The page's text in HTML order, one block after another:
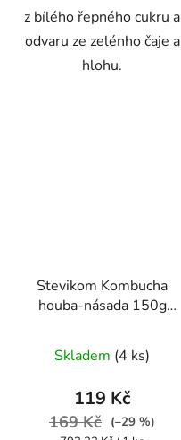
z bílého řepného cukru a
odvaru ze zelénho čaje a
hlohu.
Stevikom Kombucha
houba-násada 150g
Stevikom 150 g
hodnocení
produktu
je
Skladem (4 ks)
119 Kč
169 Kč
(–29 %)